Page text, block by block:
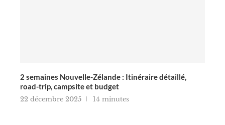
2 semaines Nouvelle-Zélande : Itinéraire détaillé,
road-trip, campsite et budget
22 décembre 2025 14 minutes